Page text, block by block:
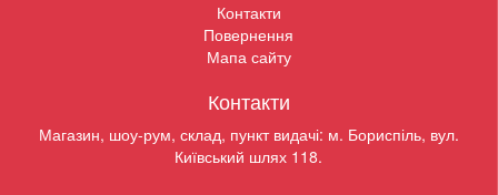
Контакти
Повернення
Мапа сайту
Контакти
Магазин, шоу-рум, склад, пункт видачі: м. Бориспіль, вул.
Київський шлях 118.